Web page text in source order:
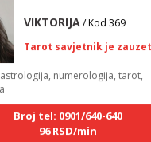
VIKTORIJA / Kod 369
Tarot savjetnik je zauzet
astrologija, numerologija, tarot,
Broj tel: 0901/640-640
96 RSD/min